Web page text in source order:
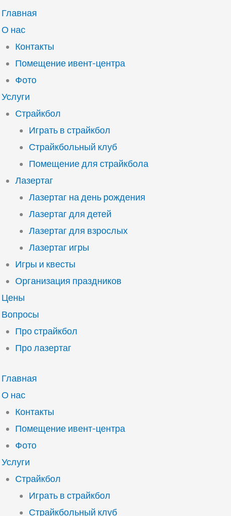
Главная
О нас
Контакты
Помещение ивент-центра
Фото
Услуги
Страйкбол
Играть в страйкбол
Страйкбольный клуб
Помещение для страйкбола
Лазертаг
Лазертаг на день рождения
Лазертаг для детей
Лазертаг для взрослых
Лазертаг игры
Игры и квесты
Организация праздников
Цены
Вопросы
Про страйкбол
Про лазертаг
Главная
О нас
Контакты
Помещение ивент-центра
Фото
Услуги
Страйкбол
Играть в страйкбол
Страйкбольный клуб